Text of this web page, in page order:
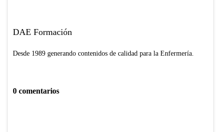
DAE Formación
Desde 1989 generando contenidos de calidad para la Enfermería.
0 comentarios